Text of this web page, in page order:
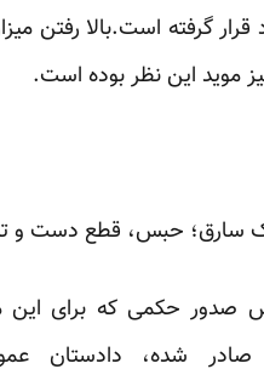
قرار گرفته است.بالا رفتن
موید این نظر بوده است.
سارق؛ حبس، قطع دست و
حکمی که برای این
صادر شده، دادستان